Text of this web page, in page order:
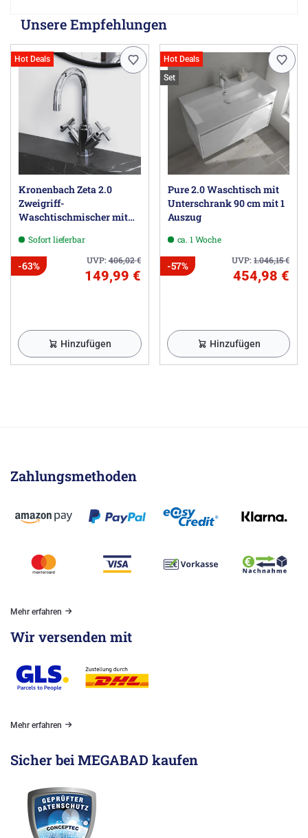
Unsere Empfehlungen
Hot Deals
Kronenbach Zeta 2.0
Zweigriff-
Waschtischmischer mit
Sofort lieferbar
UVP:406,02€
-63%
149,99 €
Hinzufügen
Hot Deals
Set
Pure 2.0 Waschtisch mit
Unterschrank 90 cm mit 1
Auszug
ca. 1 Woche
UVP:1.046,15€
-57%
454,98 €
Hinzufügen
Zahlungsmethoden
Mehr erfahren
Wir versenden mit
Mehr erfahren
Sicher bei MEGABAD kaufen